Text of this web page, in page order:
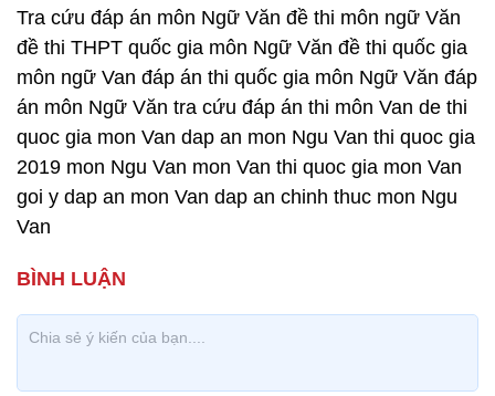
Tra cứu đáp án môn Ngữ Văn đề thi môn ngữ Văn
đề thi THPT quốc gia môn Ngữ Văn đề thi quốc gia
môn ngữ Van đáp án thi quốc gia môn Ngữ Văn đáp
án môn Ngữ Văn tra cứu đáp án thi môn Van de thi
quoc gia mon Van dap an mon Ngu Van thi quoc gia
2019 mon Ngu Van mon Van thi quoc gia mon Van
goi y dap an mon Van dap an chinh thuc mon Ngu
Van